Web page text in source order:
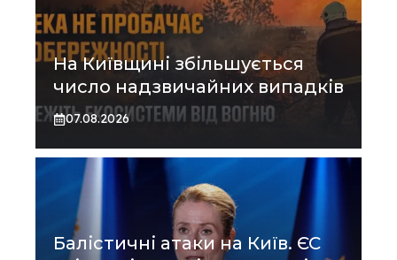
На Київщині збільшується
число надзвичайних випадків
07.08.2026
Балістичні атаки на Київ. ЄС